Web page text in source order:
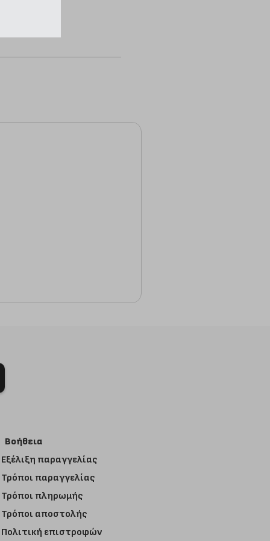
Βοήθεια
Εξέλιξη παραγγελίας
Τρόποι παραγγελίας
Τρόποι πληρωμής
Τρόποι αποστολής
Πολιτική επιστροφών